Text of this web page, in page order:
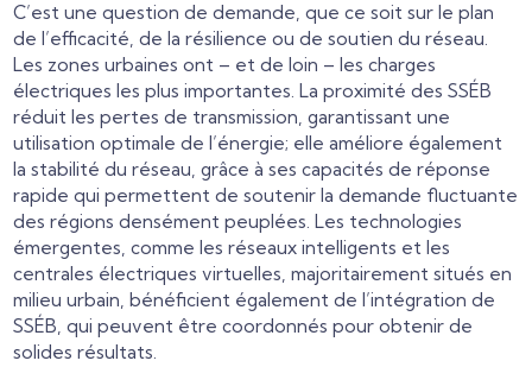
C’est une question de demande, que ce soit sur le plan
de l’efficacité, de la résilience ou de soutien du réseau.
Les zones urbaines ont – et de loin – les charges
électriques les plus importantes. La proximité des SSÉB
réduit les pertes de transmission, garantissant une
utilisation optimale de l’énergie; elle améliore également
la stabilité du réseau, grâce à ses capacités de réponse
rapide qui permettent de soutenir la demande fluctuante
des régions densément peuplées. Les technologies
émergentes, comme les réseaux intelligents et les
centrales électriques virtuelles, majoritairement situés en
milieu urbain, bénéficient également de l’intégration de
SSÉB, qui peuvent être coordonnés pour obtenir de
solides résultats.